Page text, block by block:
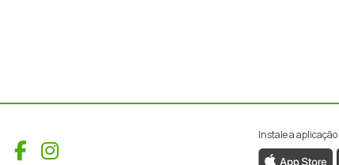
Facebook
Instagram
Instale a aplicação